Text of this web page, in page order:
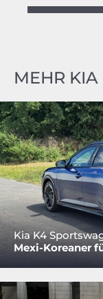
MEHR KIA
Kia K4
Mexi-Koreaner